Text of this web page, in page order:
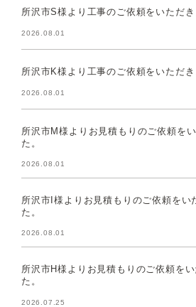
所沢市S様より工事のご依頼をいただき
2026.08.01
所沢市K様より工事のご依頼をいただき
2026.08.01
所沢市M様よりお見積もりのご依頼を
た。
2026.08.01
所沢市I様よりお見積もりのご依頼をい
た。
2026.08.01
所沢市H様よりお見積もりのご依頼を
た。
2026.07.25